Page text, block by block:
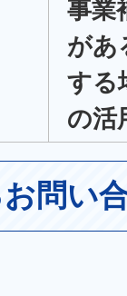
事業
があ
する
の活
問い